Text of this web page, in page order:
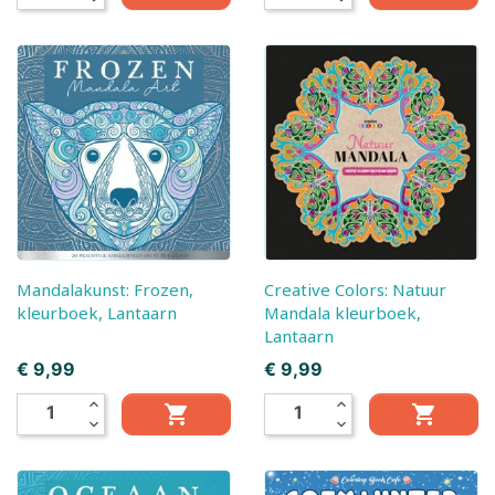
Mandalakunst: Frozen,
kleurboek, Lantaarn
Prijs
€ 9,99
expand_less
expand_more

Creative Colors: Natuur
Mandala kleurboek,
Lantaarn
Prijs
€ 9,99
expand_less
expand_more
